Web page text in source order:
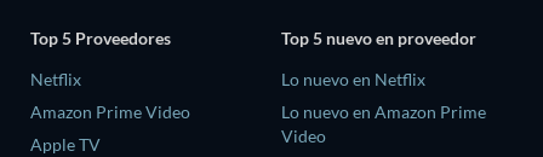
Top 5 Proveedores
Netflix
Amazon Prime Video
Apple TV
Top 5 nuevo en proveedor
Lo nuevo en Netflix
Lo nuevo en Amazon Prime
Video